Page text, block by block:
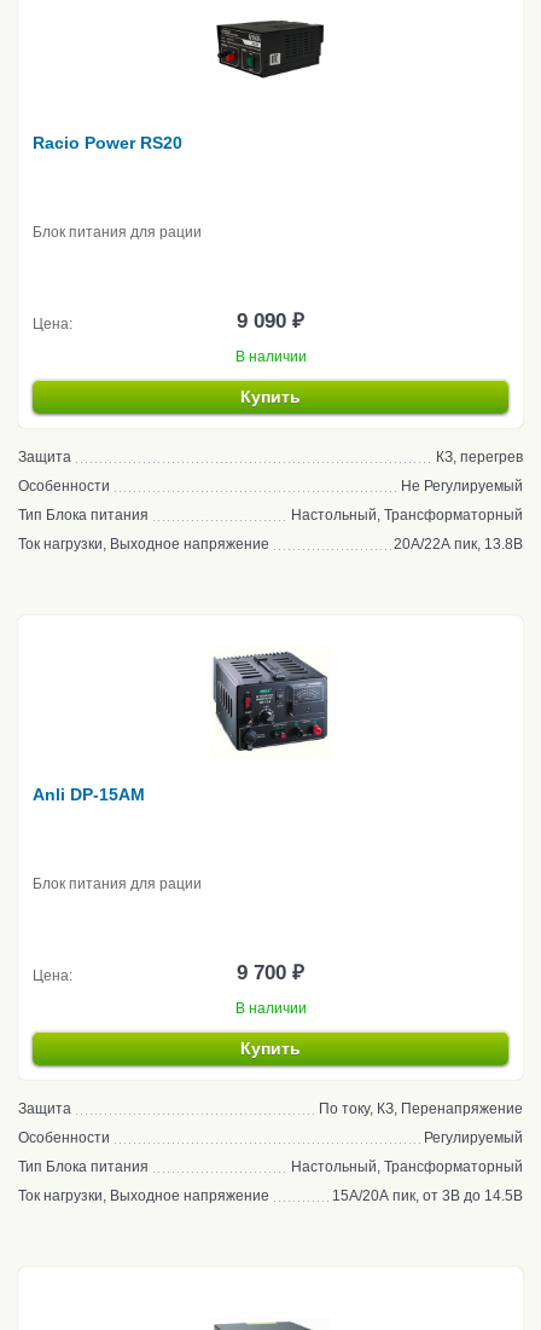
Racio Power RS20
Блок питания для рации
Цена: 9 090 ₽
В наличии
Купить
Защита
КЗ, перегрев
Особенности
Не Регулируемый
Тип Блока питания
Настольный, Трансформаторный
Ток нагрузки, Выходное напряжение
20А/22А пик, 13.8В
Anli DP-15AM
Блок питания для рации
Цена: 9 700 ₽
В наличии
Купить
Защита
По току, КЗ, Перенапряжение
Особенности
Регулируемый
Тип Блока питания
Настольный, Трансформаторный
Ток нагрузки, Выходное напряжение
15А/20А пик, от 3В до 14.5В